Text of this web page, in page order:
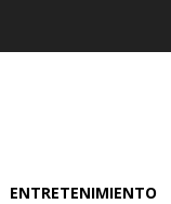
ENTRETENIMIENTO